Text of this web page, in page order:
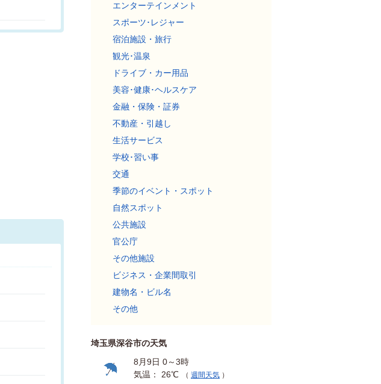
エンターテインメント
スポーツ･レジャー
宿泊施設・旅行
観光･温泉
ドライブ・カー用品
美容･健康･ヘルスケア
金融・保険・証券
不動産・引越し
生活サービス
学校･習い事
交通
季節のイベント・スポット
自然スポット
公共施設
官公庁
その他施設
ビジネス・企業間取引
建物名・ビル名
その他
埼玉県深谷市の天気
8月9日 0～3時
気温： 26℃
（ 週間天気 ）